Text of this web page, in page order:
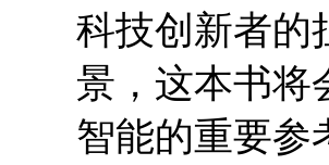
科技创新者的
景，这本书将
智能的重要参